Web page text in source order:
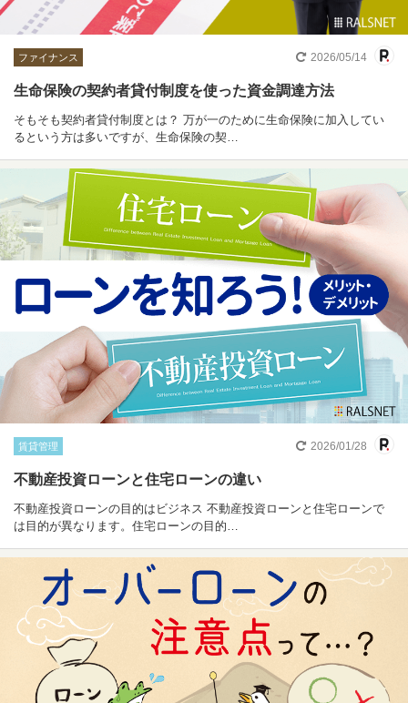
ファイナンス 2026/05/14
生命保険の契約者貸付制度を使った資金調達方法
そもそも契約者貸付制度とは？ 万が一のために生命保険に加入してい
るという方は多いですが、生命保険の契…
賃貸管理 2026/01/28
不動産投資ローンと住宅ローンの違い
不動産投資ローンの目的はビジネス 不動産投資ローンと住宅ローンで
は目的が異なります。住宅ローンの目的…